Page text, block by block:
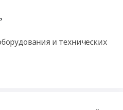
и технических